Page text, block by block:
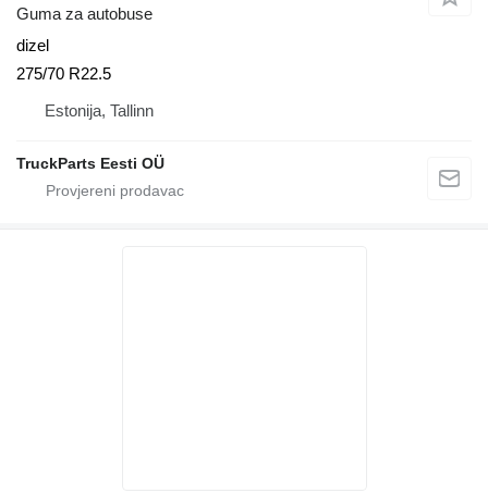
Guma za autobuse
dizel
275/70 R22.5
Estonija, Tallinn
TruckParts Eesti OÜ